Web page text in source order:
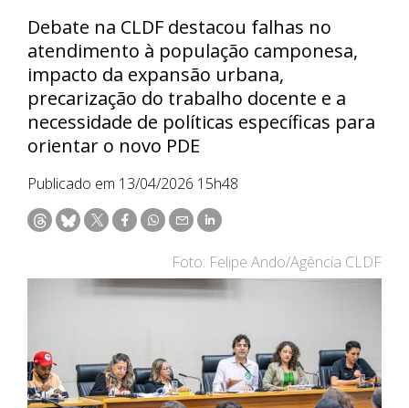
Debate na CLDF destacou falhas no
atendimento à população camponesa,
impacto da expansão urbana,
precarização do trabalho docente e a
necessidade de políticas específicas para
orientar o novo PDE
Publicado em 13/04/2026 15h48
Foto: Felipe Ando/Agência CLDF